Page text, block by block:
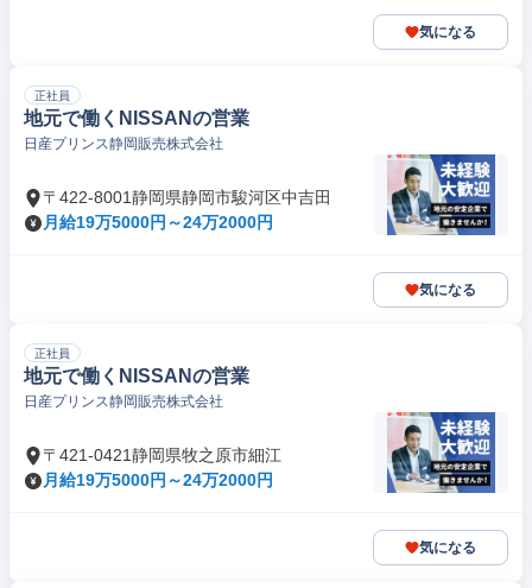
気になる
正社員
地元で働くNISSANの営業
日産プリンス静岡販売株式会社
〒422-8001静岡県静岡市駿河区中吉田
月給19万5000円～24万2000円
気になる
正社員
地元で働くNISSANの営業
日産プリンス静岡販売株式会社
〒421-0421静岡県牧之原市細江
月給19万5000円～24万2000円
気になる